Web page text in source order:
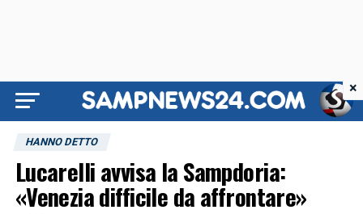
HANNO DETTO
Lucarelli avvisa la Sampdoria:
«Venezia difficile da affrontare»
×